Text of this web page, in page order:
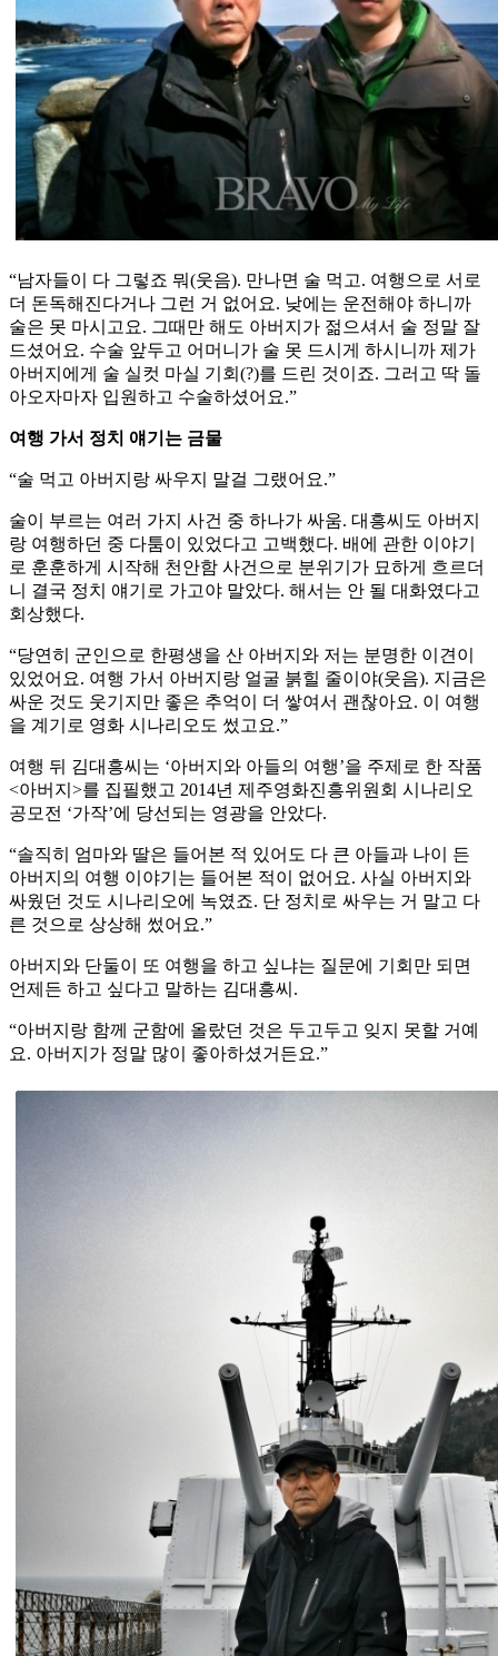
“남자들이 다 그렇죠 뭐(웃음). 만나면 술 먹고. 여행으로 서로
더 돈독해진다거나 그런 거 없어요. 낮에는 운전해야 하니까
술은 못 마시고요. 그때만 해도 아버지가 젊으셔서 술 정말 잘
드셨어요. 수술 앞두고 어머니가 술 못 드시게 하시니까 제가
아버지에게 술 실컷 마실 기회(?)를 드린 것이죠. 그러고 딱 돌
아오자마자 입원하고 수술하셨어요.”
여행 가서 정치 얘기는 금물
“술 먹고 아버지랑 싸우지 말걸 그랬어요.”
술이 부르는 여러 가지 사건 중 하나가 싸움. 대흥씨도 아버지
랑 여행하던 중 다툼이 있었다고 고백했다. 배에 관한 이야기
로 훈훈하게 시작해 천안함 사건으로 분위기가 묘하게 흐르더
니 결국 정치 얘기로 가고야 말았다. 해서는 안 될 대화였다고
회상했다.
“당연히 군인으로 한평생을 산 아버지와 저는 분명한 이견이
있었어요. 여행 가서 아버지랑 얼굴 붉힐 줄이야(웃음). 지금은
싸운 것도 웃기지만 좋은 추억이 더 쌓여서 괜찮아요. 이 여행
을 계기로 영화 시나리오도 썼고요.”
여행 뒤 김대흥씨는 ‘아버지와 아들의 여행’을 주제로 한 작품
<아버지>를 집필했고 2014년 제주영화진흥위원회 시나리오
공모전 ‘가작’에 당선되는 영광을 안았다.
“솔직히 엄마와 딸은 들어본 적 있어도 다 큰 아들과 나이 든
아버지의 여행 이야기는 들어본 적이 없어요. 사실 아버지와
싸웠던 것도 시나리오에 녹였죠. 단 정치로 싸우는 거 말고 다
른 것으로 상상해 썼어요.”
아버지와 단둘이 또 여행을 하고 싶냐는 질문에 기회만 되면
언제든 하고 싶다고 말하는 김대흥씨.
“아버지랑 함께 군함에 올랐던 것은 두고두고 잊지 못할 거예
요. 아버지가 정말 많이 좋아하셨거든요.”